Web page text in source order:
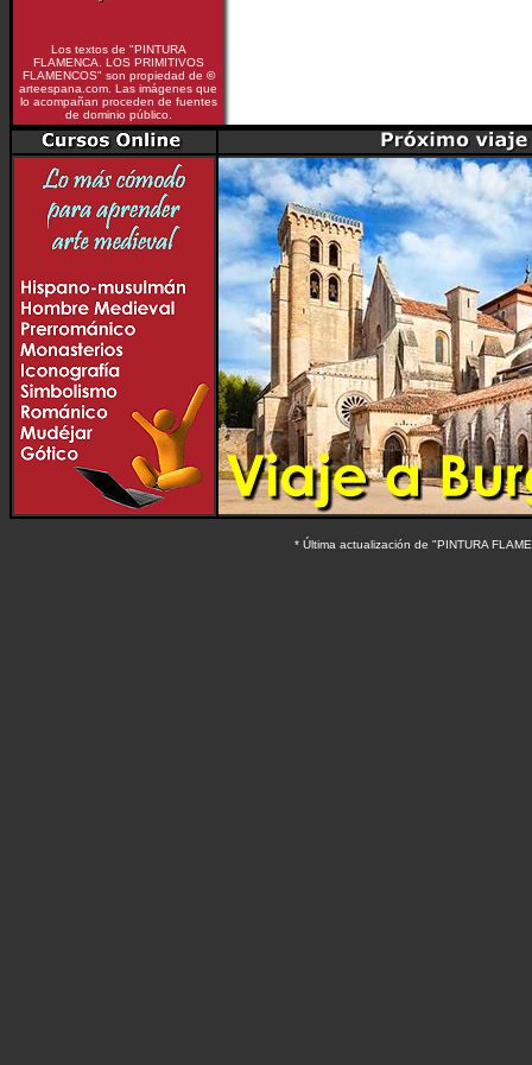
Los textos de "PINTURA
FLAMENCA. LOS PRIMITIVOS
FLAMENCOS" son propiedad de ©
arteespana.com. Las imágenes que
lo acompañan proceden de fuentes
de dominio público.
* Última actualización de "PINTURA